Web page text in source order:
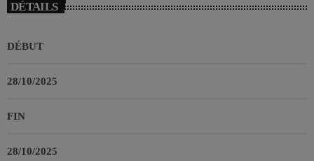
DÉTAILS
DÉBUT
28/10/2025
FIN
28/10/2025